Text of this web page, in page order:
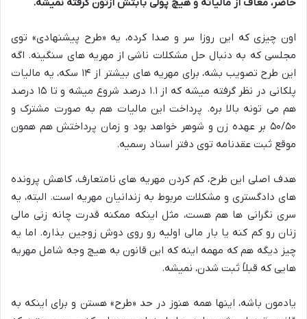
اون چیزی که این روزا سر و صدا کرده، یه «طرح پیشنهادی» توی
مجلسی که به دنبال حل مشکلات ناشی از مهریه های سنگینه. اگه
این طرح تصویب بشه، برای مهریه های بیشتر از ۱۴ سکه، یه مالیات
پلکانی در نظر گرفته میشه که از ۱.۱ درصد شروع میشه و تا ۱۵ درصد
هم می تونه بالا بره. پرداخت این مالیات هم به صورت مشترک و
۵۰/۵۰ بر عهده زن و شوهر خواهد بود و زمان پرداختش هم همون
موقع ثبت عقدنامه توی دفتر اسناد رسمیه.
هدف اصلی این طرح، کم کردن مهریه های نامتعارف، کاهش پرونده
های دادگستری و مشکلات مربوط به زندانیان مهریه است. البته، یه
سری نگرانی ها هم هست، مثل اینکه ممکنه قدرت چانه زنی مالی
زنان رو کم کنه یا بار مالی اولیه رو روی دوش زوجین بذاره. اما یه
چیز دیگه هم که مهمه اینه که این قانون به هیچ وجه شامل مهریه
هایی که قبلاً ثبت شدن، نمیشه.
یادمون باشه، اینها همه هنوز در حد «طرح» هستن و برای اینکه به